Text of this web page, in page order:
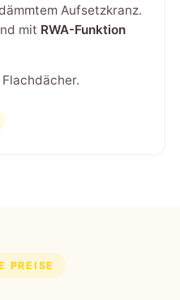
Aufsetzkranz.
mit RWA-Funktion
PREISE